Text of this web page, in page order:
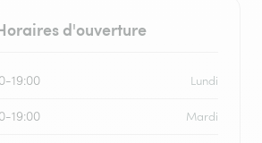
d'ouverture
19:00 Lundi
19:00 Mardi